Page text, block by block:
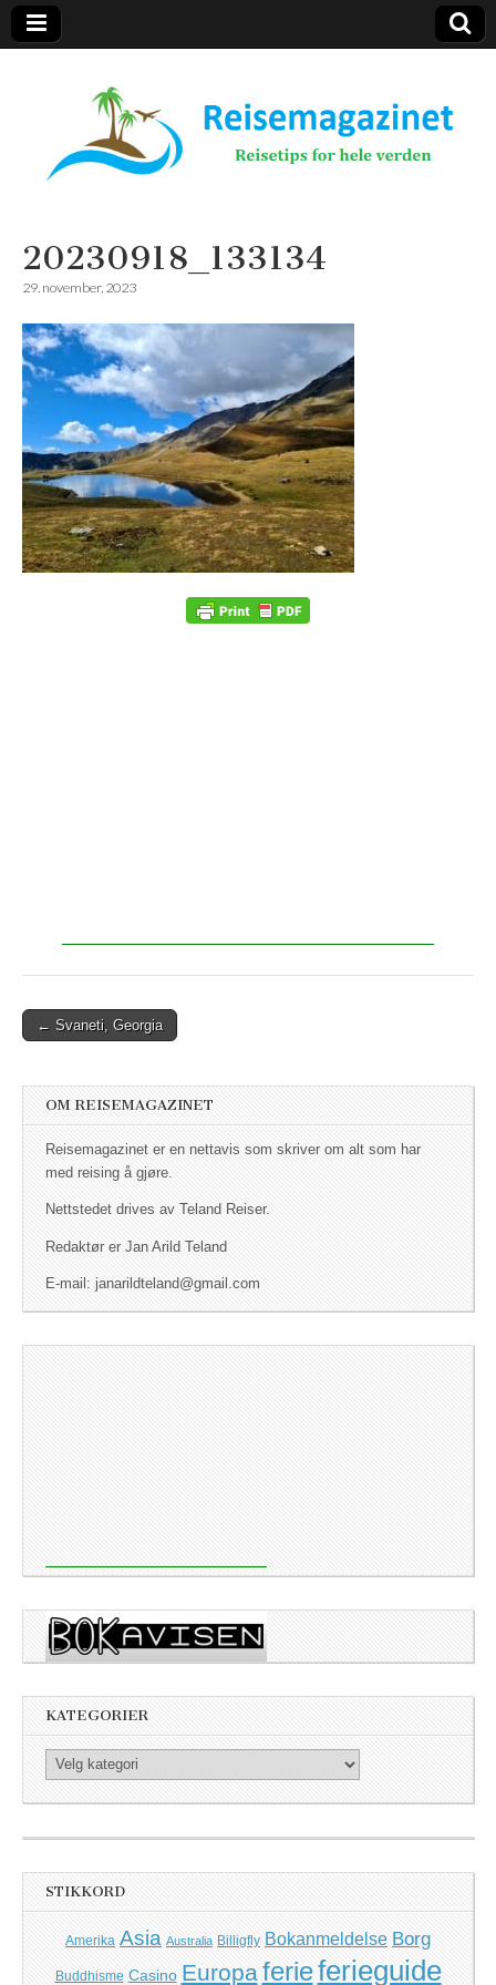
Reisemagazinet
20230918_133134
29. november, 2023
Post navigation
← Svaneti, Georgia
OM REISEMAGAZINET
Reisemagazinet er en nettavis som skriver om alt som har
med reising å gjøre.
Nettstedet drives av Teland Reiser.
Redaktør er Jan Arild Teland
E-mail: janarildteland@gmail.com
KATEGORIER
Kategorier
STIKKORD
Amerika Asia Australia Billigfly Bokanmeldelse Borg
Buddhisme Casino Europaferieferieguide